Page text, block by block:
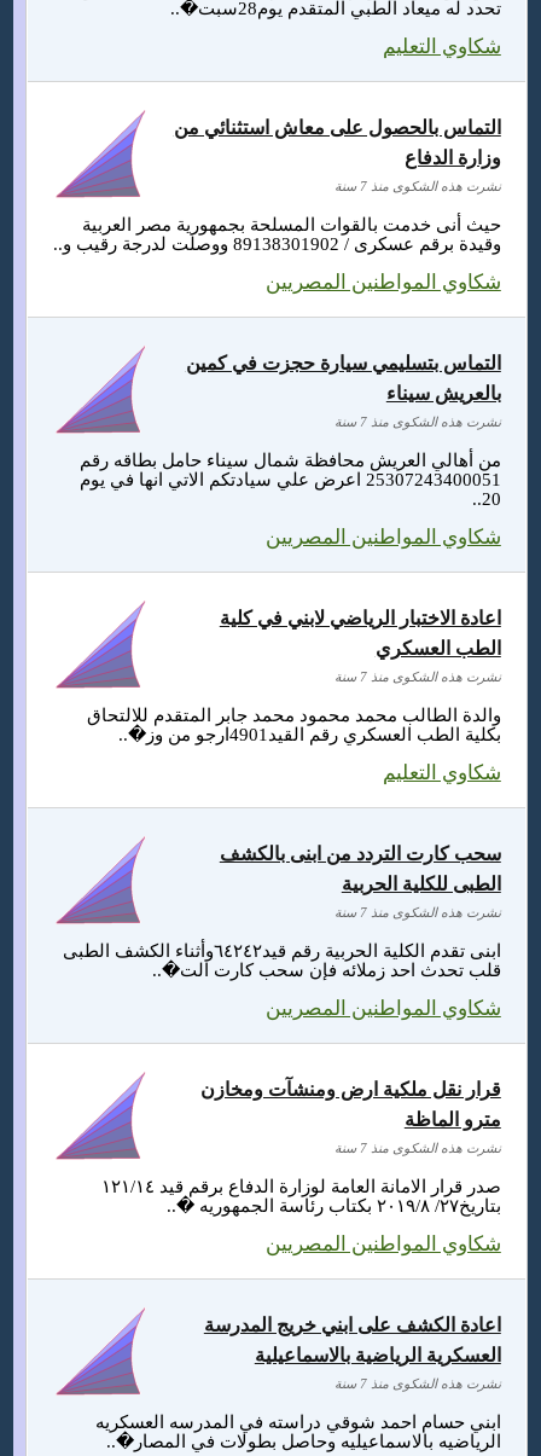
تحدد له ميعاد الطبي المتقدم يوم28سبت�..
شكاوي التعليم
حيث أنى خدمت بالقوات المسلحة بجمهورية مصر العربية
وقيدة برقم عسكرى / 89138301902 ووصلت لدرجة رقيب و..
شكاوي المواطنين المصريين
التماس بالحصول على معاش استثنائي من
وزارة الدفاع
نشرت هذه الشكوى منذ 7 سنة
من أهالي العريش محافظة شمال سيناء حامل بطاقه رقم
25307243400051 اعرض علي سيادتكم الاتي انها في يوم
20..
شكاوي المواطنين المصريين
التماس بتسليمي سيارة حجزت في كمين
بالعريش سيناء
نشرت هذه الشكوى منذ 7 سنة
والدة الطالب محمد محمود محمد جابر المتقدم للالتحاق
بكلية الطب العسكري رقم القيد4901ارجو من وز�..
شكاوي التعليم
اعادة الاختبار الرياضي لابني في كلية
الطب العسكري
نشرت هذه الشكوى منذ 7 سنة
ابنى تقدم الكلية الحربية رقم قيد٦٤٢٤٢وأثناء الكشف الطبى
قلب تحدث احد زملائه فإن سحب كارت الت�..
شكاوي المواطنين المصريين
سحب كارت التردد من ابنى بالكشف
الطبى للكلية الحربية
نشرت هذه الشكوى منذ 7 سنة
صدر قرار الامانة العامة لوزارة الدفاع برقم قيد ١٢١/١٤
بتاريخ٢٧/ ٢٠١٩/٨ بكتاب رئاسة الجمهوريه �..
شكاوي المواطنين المصريين
قرار نقل ملكية ارض ومنشآت ومخازن
مترو الماظة
نشرت هذه الشكوى منذ 7 سنة
ابني حسام احمد شوقي دراسته في المدرسه العسكريه
الرياضيه بالاسماعيليه وحاصل بطولات في المصار�..
اعادة الكشف على ابني خريج المدرسة
العسكرية الرياضية بالاسماعيلية
نشرت هذه الشكوى منذ 7 سنة